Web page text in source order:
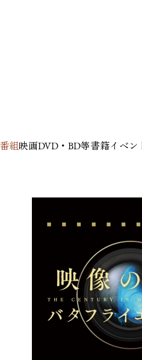
組映画DVD・BD等書籍イベン